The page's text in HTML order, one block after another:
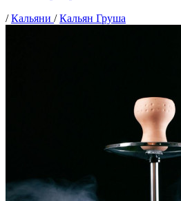
/Кальяни /Кальян Груша